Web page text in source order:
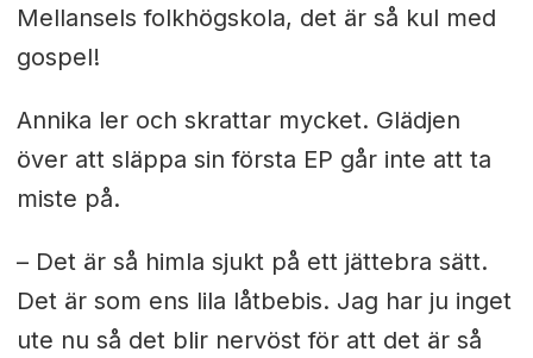
Mellansels folkhögskola, det är så kul med
gospel!
Annika ler och skrattar mycket. Glädjen
över att släppa sin första EP går inte att ta
miste på.
– Det är så himla sjukt på ett jättebra sätt.
Det är som ens lila låtbebis. Jag har ju inget
ute nu så det blir nervöst för att det är så